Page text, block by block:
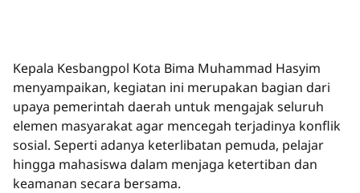
Kepala Kesbangpol Kota Bima Muhammad Hasyim
menyampaikan, kegiatan ini merupakan bagian dari
upaya pemerintah daerah untuk mengajak seluruh
elemen masyarakat agar mencegah terjadinya konflik
sosial. Seperti adanya keterlibatan pemuda, pelajar
hingga mahasiswa dalam menjaga ketertiban dan
keamanan secara bersama.